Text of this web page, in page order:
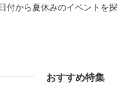
日付から夏休みのイベントを
おすすめ特集